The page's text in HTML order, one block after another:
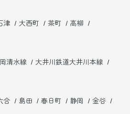
津 大西町 茶町
高柳
清水線
大井川鉄道大井川本線
合 島田 春日町 静岡
金谷